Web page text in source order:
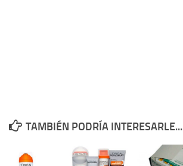
TAMBIÉN PODRÍA INTERESARLE...